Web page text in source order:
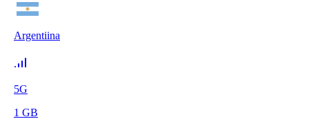
Argentiina
5G
1 GB